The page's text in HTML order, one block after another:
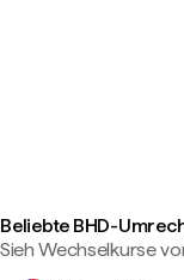
Beliebte BHD-
Sieh Wechselkurse